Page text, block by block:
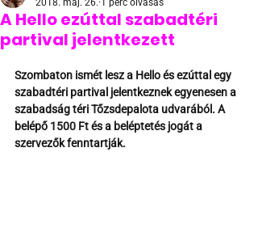
A Hello ezúttal szabadtéri
partival jelentkezett
2018. máj. 26. 1 perc olvasás
Szombaton ismét lesz a Hello és ezúttal egy
szabadtéri partival jelentkeznek egyenesen a
szabadság téri Tőzsdepalota udvarából. A
belépő 1500 Ft és a beléptetés jogát a
szervezők fenntartják.